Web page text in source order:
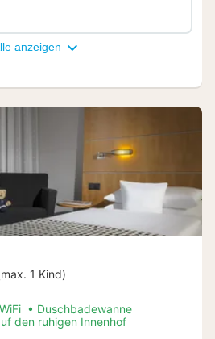
anzeigen
1 Kind)
Duschbadewanne
den ruhigen Innenhof